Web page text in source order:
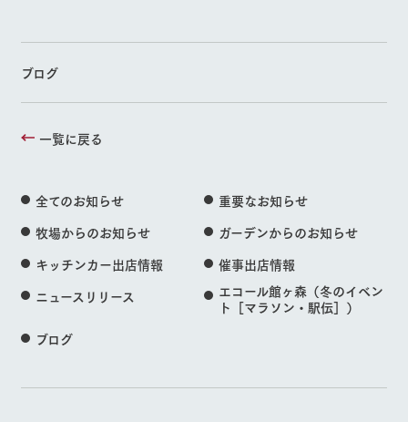
ブログ
一覧に戻る
全てのお知らせ
重要なお知らせ
牧場からのお知らせ
ガーデンからのお知らせ
キッチンカー出店情報
催事出店情報
ニュースリリース
エコール館ヶ森（冬のイベン
ト［マラソン・駅伝］）
ブログ